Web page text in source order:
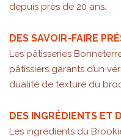
depuis près de 20 ans.
DES SAVOIR-FAIRE
Les pâtisseries
pâtissiers garants d’un
dualité de texture du
DES INGRÉDIENTS ET
Les ingrédients du